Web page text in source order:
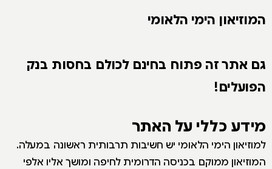
המוזיאון הימי הלאומי
גם אתר זה פתוח בחינם לכולם בחסות בנק
הפועלים!
מידע כללי על האתר
למוזיאון הימי הלאומי יש חשיבות תרבותית ראשונה במעלה.
המוזיאון ממוקם בכניסה הדרומית לחיפה ומושך אליו אלפי